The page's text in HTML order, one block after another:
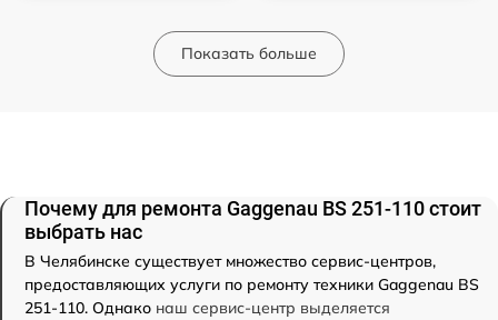
Показать больше
Почему для ремонта Gaggenau BS 251-110 стоит
выбрать нас
В Челябинске существует множество сервис-центров,
предоставляющих услуги по ремонту техники Gaggenau BS
251-110. Однако наш сервис-центр выделяется